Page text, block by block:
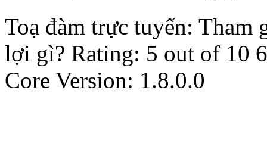
Toạ đàm trực tuyến: Tham
lợi gì? Rating: 5 out of 10
Core Version: 1.8.0.0